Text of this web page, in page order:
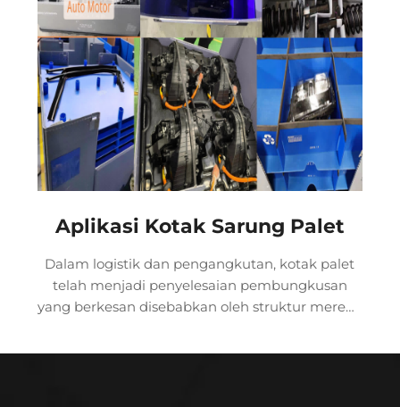
automotif.
Aplikasi Kotak Sarung Palet
Dalam logistik dan pengangkutan, kotak palet
telah menjadi penyelesaian pembungkusan
yang berkesan disebabkan oleh struktur mereka
dikitar semula. Mereka menggunakan reka